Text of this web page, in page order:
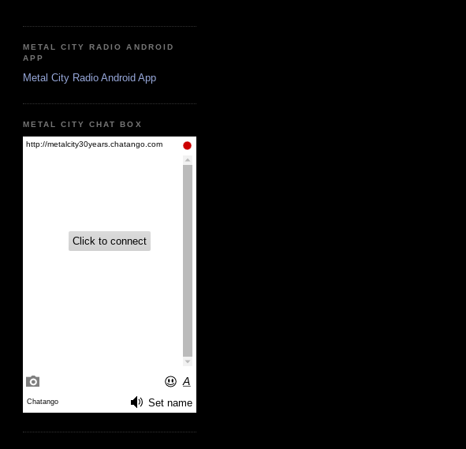
METAL CITY RADIO ANDROID
APP
Metal City Radio Android App
METAL CITY CHAT BOX